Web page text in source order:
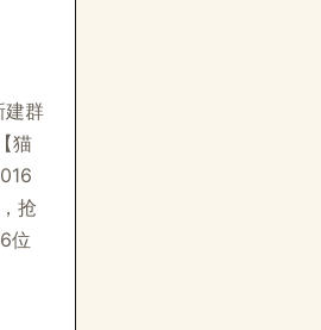
群
猫
抢
位